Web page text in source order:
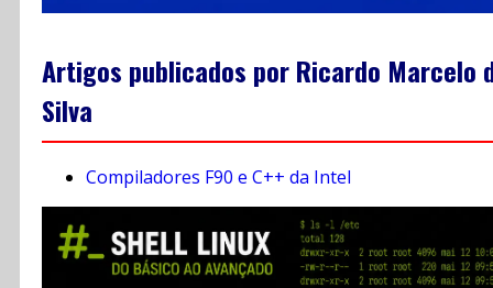
Artigos publicados por Ricardo Marcelo
Silva
Compiladores F90 e C++ da Intel